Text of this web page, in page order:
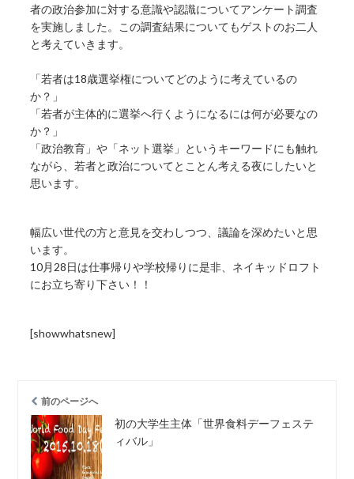
者の政治参加に対する意識や認識についてアンケート調査
を実施しました。この調査結果についてもゲストのお二人
と考えていきます。
「若者は18歳選挙権についてどのように考えているの
か？」
「若者が主体的に選挙へ行くようになるには何が必要なの
か？」
「政治教育」や「ネット選挙」というキーワードにも触れ
ながら、若者と政治についてとことん考える夜にしたいと
思います。
幅広い世代の方と意見を交わしつつ、議論を深めたいと思
います。
10月28日は仕事帰りや学校帰りに是非、ネイキッドロフト
にお立ち寄り下さい！！
[showwhatsnew]
前のページへ
初の大学生主体「世界食料デーフェステ
ィバル」